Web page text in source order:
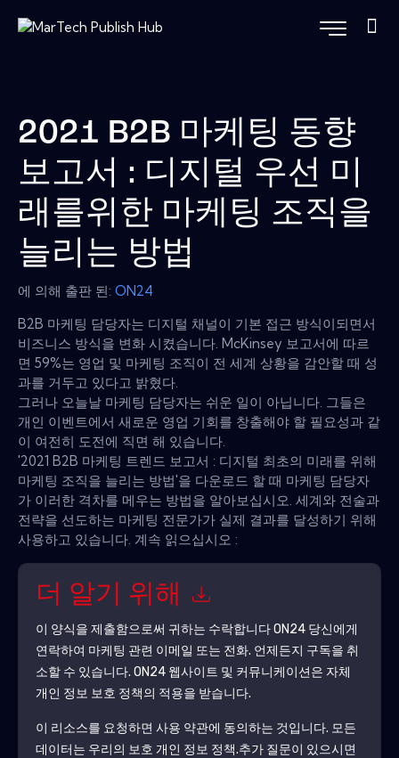
2021 B2B 마케팅 동향
보고서 : 디지털 우선 미
래를위한 마케팅 조직을
늘리는 방법
에 의해 출판 된: ON24
B2B 마케팅 담당자는 디지털 채널이 기본 접근 방식이되면서
비즈니스 방식을 변화 시켰습니다. McKinsey 보고서에 따르
면 59%는 영업 및 마케팅 조직이 전 세계 상황을 감안할 때 성
과를 거두고 있다고 밝혔다.
그러나 오늘날 마케팅 담당자는 쉬운 일이 아닙니다. 그들은
개인 이벤트에서 새로운 영업 기회를 창출해야 할 필요성과 같
이 여전히 도전에 직면 해 있습니다.
'2021 B2B 마케팅 트렌드 보고서 : 디지털 최초의 미래를 위해
마케팅 조직을 늘리는 방법'을 다운로드 할 때 마케팅 담당자
가 이러한 격차를 메우는 방법을 알아보십시오. 세계와 전술과
전략을 선도하는 마케팅 전문가가 실제 결과를 달성하기 위해
사용하고 있습니다. 계속 읽으십시오 :
더 알기 위해
이 양식을 제출함으로써 귀하는 수락합니다ON24당신에게
연락하여 마케팅 관련 이메일 또는 전화. 언제든지 구독을 취
소할 수 있습니다. ON24웹사이트 및 커뮤니케이션은 자체
개인 정보 보호 정책의 적용을 받습니다.
이 리소스를 요청하면 사용 약관에 동의하는 것입니다. 모든
데이터는 우리의 보호 개인 정보 정책.추가 질문이 있으시면